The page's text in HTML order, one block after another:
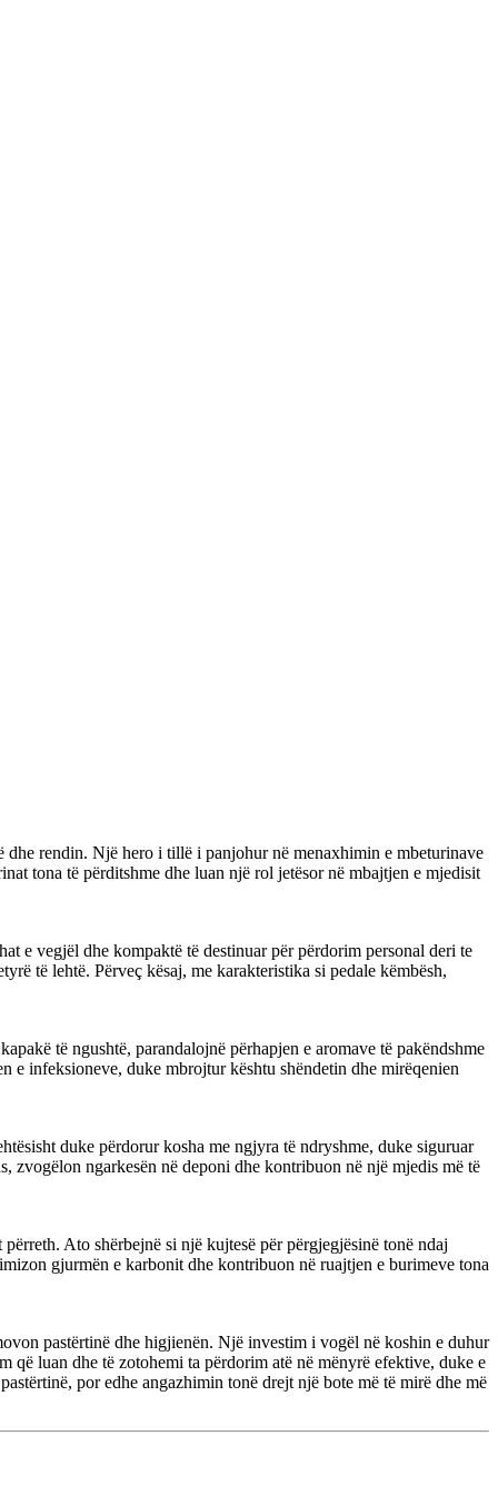
dhe rendin. Një hero i tillë i panjohur në menaxhimin e mbeturinave
tona të përditshme dhe luan një rol jetësor në mbajtjen e mjedisit
e vegjël dhe kompaktë të destinuar për përdorim personal deri te
të lehtë. Përveç kësaj, me karakteristika si pedale këmbësh,
të ngushtë, parandalojnë përhapjen e aromave të pakëndshme
infeksioneve, duke mbrojtur kështu shëndetin dhe mirëqenien
duke përdorur kosha me ngjyra të ndryshme, duke siguruar
ngarkesën në deponi dhe kontribuon në një mjedis më të
Ato shërbejnë si një kujtesë për përgjegjësinë tonë ndaj
gjurmën e karbonit dhe kontribuon në ruajtjen e burimeve tona
pastërtinë dhe higjienën. Një investim i vogël në koshin e duhur
që luan dhe të zotohemi ta përdorim atë në mënyrë efektive, duke e
por edhe angazhimin tonë drejt një bote më të mirë dhe më